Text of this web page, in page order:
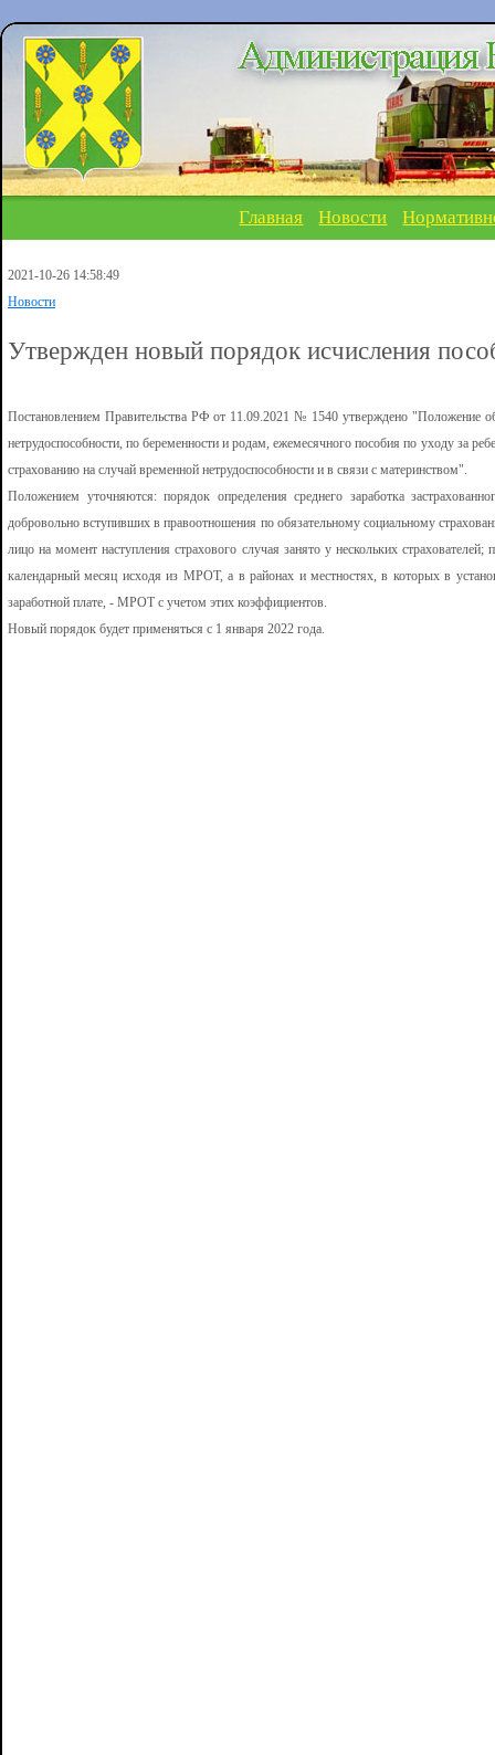
Главная Новости
2021-10-26 14:58:49
Новости
Утвержден новый порядок исчисления
Постановлением Правительства РФ от 11.09.2021 № 1540 утверждено "Положение
нетрудоспособности, по беременности и родам, ежемесячного пособия по уходу за
страхованию на случай временной нетрудоспособности и в связи с материнством".
Положением уточняются: порядок определения среднего заработка
добровольно вступивших в правоотношения по обязательному социальному
лицо на момент наступления страхового случая занято у нескольких
календарный месяц исходя из МРОТ, а в районах и местностях, в которых в
заработной плате, - МРОТ с учетом этих коэффициентов.
Новый порядок будет применяться с 1 января 2022 года.